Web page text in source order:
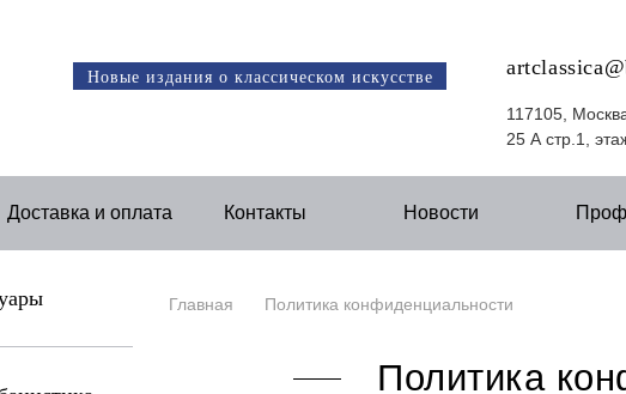
Новые издания о классическом искусстве
117105,
25 А стр.1,
Доставка и оплата Контакты Новости
Главная Политика конфиденциальности
Политика